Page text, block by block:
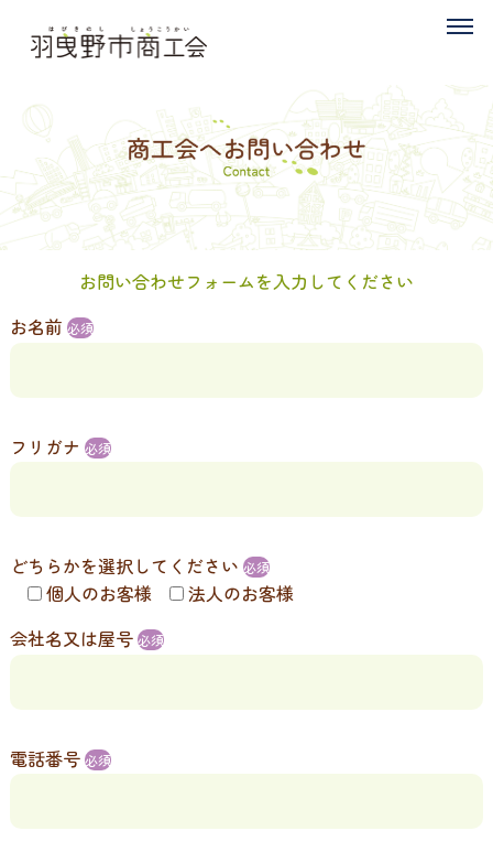
お問い合わせフォームを入力してください
お名前 必須
フリガナ 必須
どちらかを選択してください 必須
個人のお客様
法人のお客様
会社名又は屋号 必須
電話番号 必須